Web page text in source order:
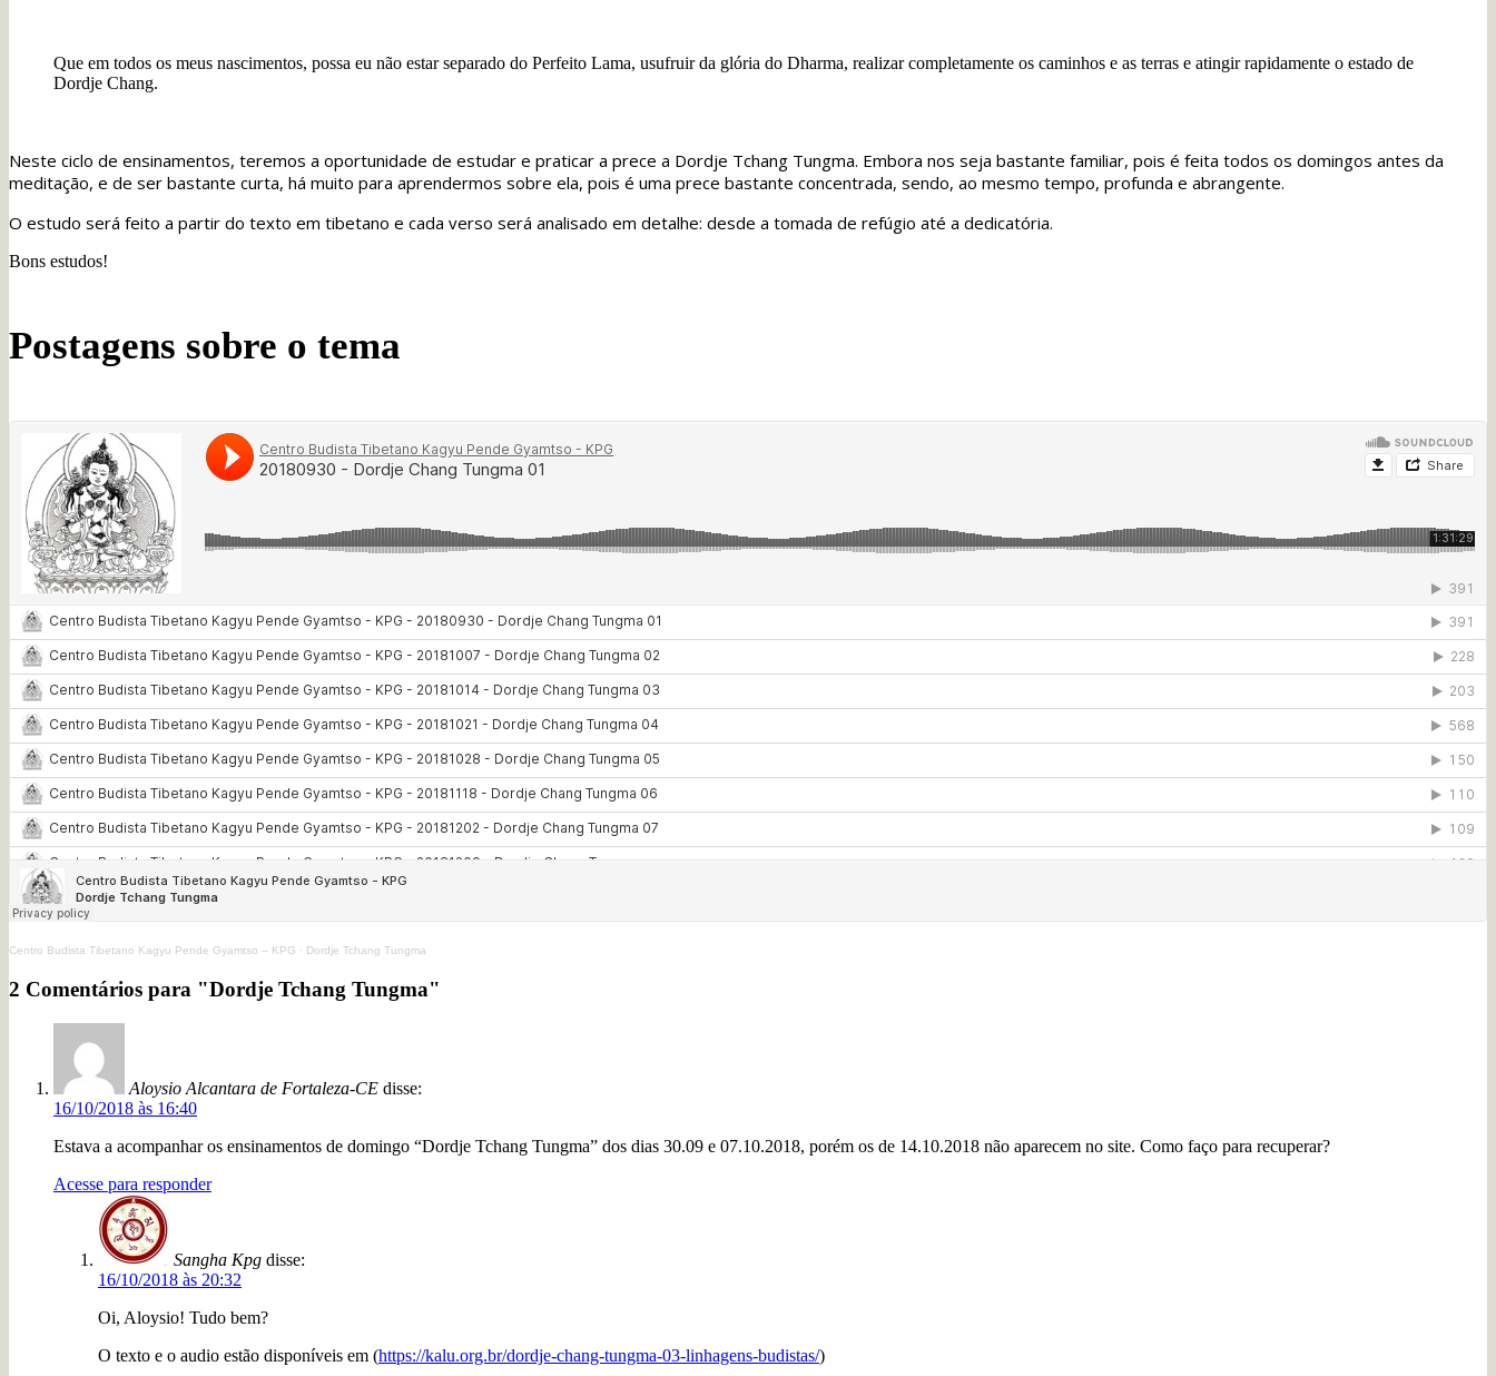
Que em todos os meus nascimentos, possa eu não estar separado do Perfeito Lama, usufruir da glória do Dharma, realizar completamente os caminhos e as terras e atingir rapidamente o estado de
Dordje Chang.
Neste ciclo de ensinamentos, teremos a oportunidade de estudar e praticar a prece a Dordje Tchang Tungma. Embora nos seja bastante familiar, pois é feita todos os domingos antes da
meditação, e de ser bastante curta, há muito para aprendermos sobre ela, pois é uma prece bastante concentrada, sendo, ao mesmo tempo, profunda e abrangente.
O estudo será feito a partir do texto em tibetano e cada verso será analisado em detalhe: desde a tomada de refúgio até a dedicatória.
Bons estudos!
Postagens sobre o tema
Centro Budista Tibetano Kagyu Pende Gyamtso – KPG · Dordje Tchang Tungma
2 Comentários para "Dordje Tchang Tungma"
Aloysio Alcantara de Fortaleza-CE disse:
16/10/2018 às 16:40
Estava a acompanhar os ensinamentos de domingo “Dordje Tchang Tungma” dos dias 30.09 e 07.10.2018, porém os de 14.10.2018 não aparecem no site. Como faço para recuperar?
Acesse para responder
Sangha Kpg disse:
16/10/2018 às 20:32
Oi, Aloysio! Tudo bem?
O texto e o audio estão disponíveis em (https://kalu.org.br/dordje-chang-tungma-03-linhagens-budistas/)